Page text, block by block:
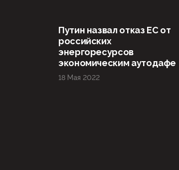
Путин назвал отказ ЕС от
российских
энергоресурсов
экономическим аутодафе
18 Мая 2022